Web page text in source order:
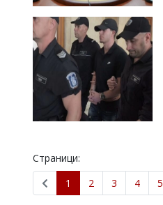
Страници:
1
2 3 4 5